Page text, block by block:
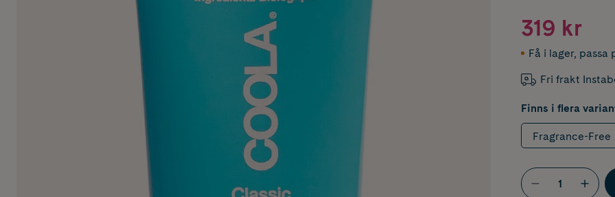
319 kr
Få i lager, passa
Fri frakt
Finns i flera
Fragrance-Free